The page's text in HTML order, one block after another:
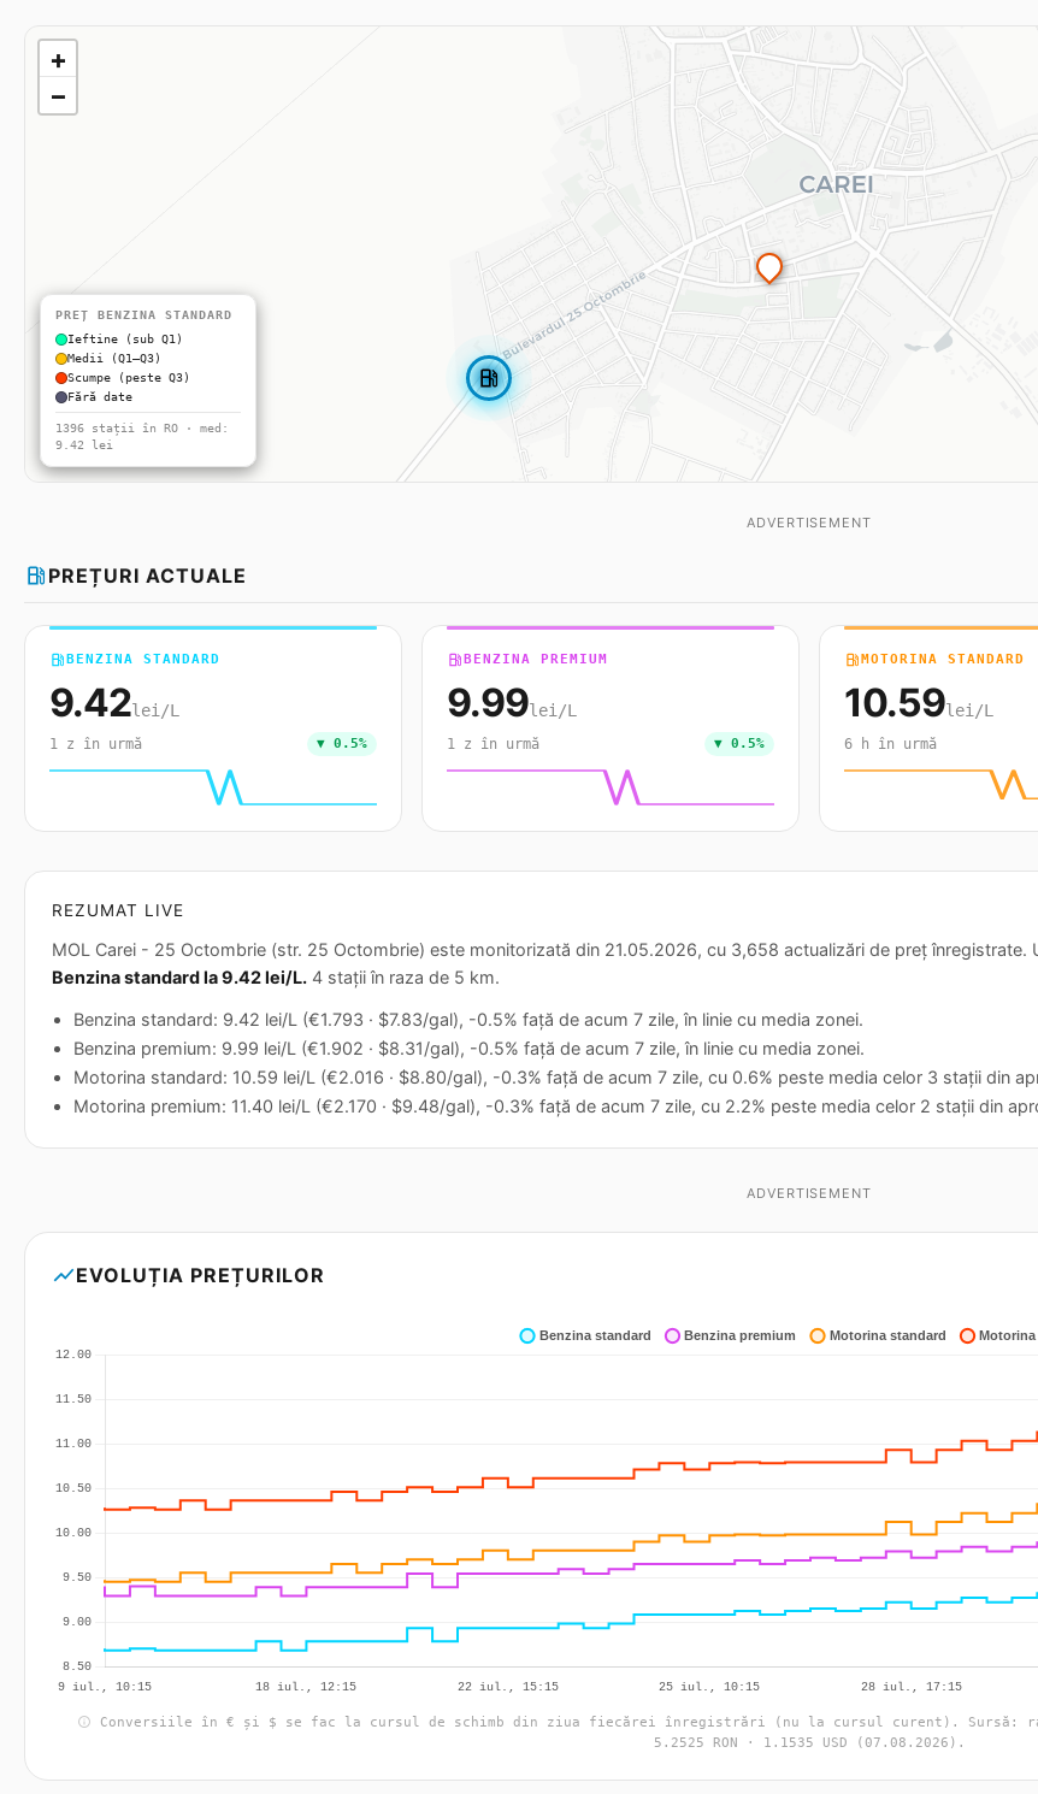
local_gas_station
+
−
PREȚ BENZINA STANDARD
Ieftine (sub Q1)
Medii (Q1–Q3)
Scumpe (peste Q3)
Fără date
1396 stații în RO · med:
9.42 lei
ADVERTISEMENT
local_gas_station PREȚURI ACTUALE
local_gas_stationBENZINA STANDARD
9.42lei/L
1 z în urmă ▼ 0.5%
local_gas_stationBENZINA PREMIUM
9.99lei/L
1 z în urmă ▼ 0.5%
local_gas_stationMOTORINA STANDARD
10.59lei/L
6 h în urmă
REZUMAT LIVE
MOL Carei - 25 Octombrie (str. 25 Octombrie) este monitorizată din 21.05.2026, cu 3,658 actualizări de preț înregistrate.
Benzina standard la 9.42 lei/L. 4 stații în raza de 5 km.
Benzina standard: 9.42 lei/L (€1.793 · $7.83/gal), -0.5% față de acum 7 zile, în linie cu media zonei.
Benzina premium: 9.99 lei/L (€1.902 · $8.31/gal), -0.5% față de acum 7 zile, în linie cu media zonei.
Motorina standard: 10.59 lei/L (€2.016 · $8.80/gal), -0.3% față de acum 7 zile, cu 0.6% peste media celor 3 stații din
Motorina premium: 11.40 lei/L (€2.170 · $9.48/gal), -0.3% față de acum 7 zile, cu 2.2% peste media celor 2 stații din
ADVERTISEMENT
show_chartEVOLUȚIA PREȚURILOR
info
Conversiile în € și $ se fac la cursul de schimb din ziua fiecărei înregistrări (nu la cursul curent). Sursă:
5.2525 RON · 1.1535 USD (07.08.2026).